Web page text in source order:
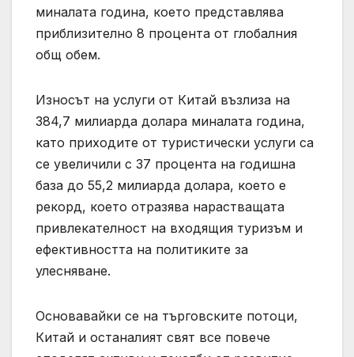
миналата година, което представлява
приблизително 8 процента от глобалния
общ обем.
Износът на услуги от Китай възлиза на
384,7 милиарда долара миналата година,
като приходите от туристически услуги са
се увеличили с 37 процента на годишна
база до 55,2 милиарда долара, което е
рекорд, което отразява нарастващата
привлекателност на входящия туризъм и
ефективността на политиките за
улесняване.
Основавайки се на търговските потоци,
Китай и останалият свят все повече